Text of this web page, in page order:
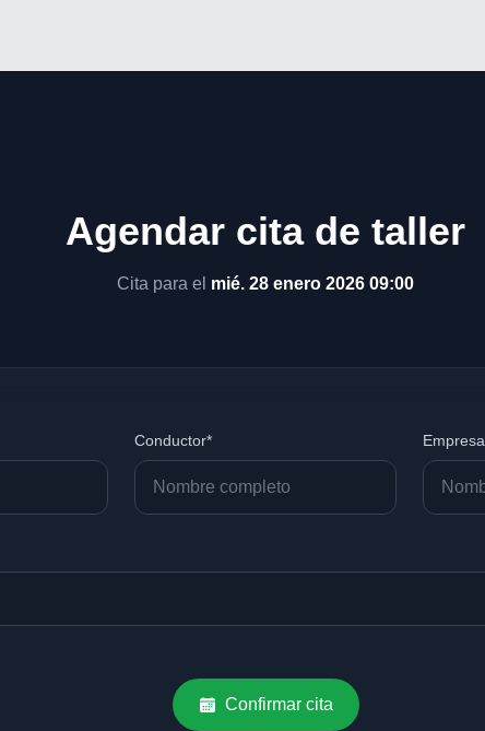
Agendar cita de taller
Cita para el mié. 28 enero 2026 09:00
Conductor* Empresa
Confirmar cita